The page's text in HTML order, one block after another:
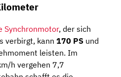
Synchronmotor, der sich
verbirgt, kann 170 PS und
leisten. Im
h vergehen 7,7